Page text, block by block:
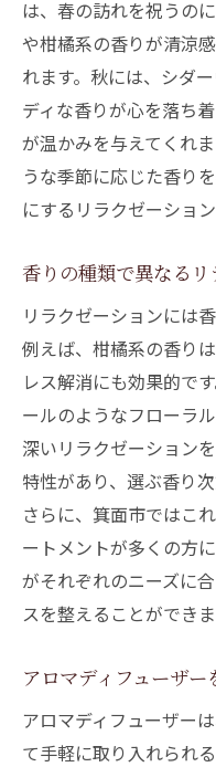
は、春の訪れを祝うの
や柑橘系の香りが清涼
れます。秋には、シダ
ディな香りが心を落ち
が温かみを与えてくれ
うな季節に応じた香り
にするリラクゼーショ
香りの種類で異なる
リラクゼーションには
例えば、柑橘系の香り
レス解消にも効果的で
ールのようなフローラ
深いリラクゼーション
特性があり、選ぶ香り
さらに、箕面市ではこ
ートメントが多くの方
がそれぞれのニーズに
スを整えることができま
アロマディフューザ
アロマディフューザー
て手軽に取り入れられ